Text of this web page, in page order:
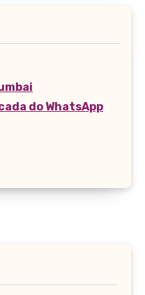
do WhatsApp